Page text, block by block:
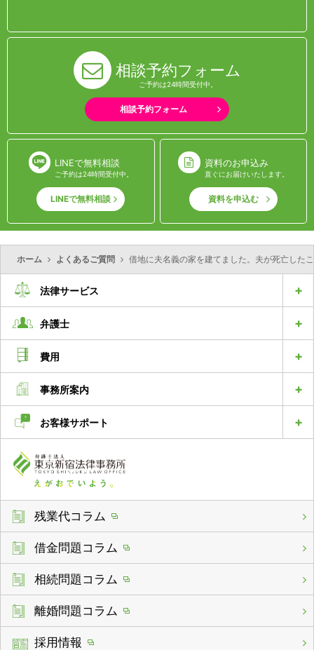
相談予約フォーム
ご予約は24時間受付中。
相談予約フォーム
LINEで無料相談
ご予約は24時間受付中。
LINEで無料相談
資料のお申込み
直ぐにお届けいたします。
資料を申込む
ホーム よくあるご質問 借地に夫名義の家を建てました。夫が死亡した
法律サービス
弁護士
費用
事務所案内
お客様サポート
残業代コラム
借金問題コラム
相続問題コラム
離婚問題コラム
採用情報